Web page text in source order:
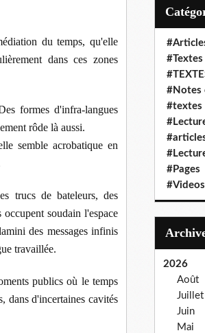
du temps, qu'elle
dans ces zones
formes d'infra-langues
rôde là aussi.
semble acrobatique en
trucs de bateleurs, des
soudain l'espace
des messages infinis
travaillée.
publics où le temps
dans d'incertaines cavités
#Textes
#Notes
#textes
#Pages
#Videos
2026
Août
Juillet
Juin
Mai